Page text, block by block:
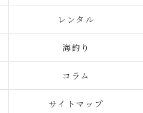
レンタル
海釣り
コラム
サイトマップ